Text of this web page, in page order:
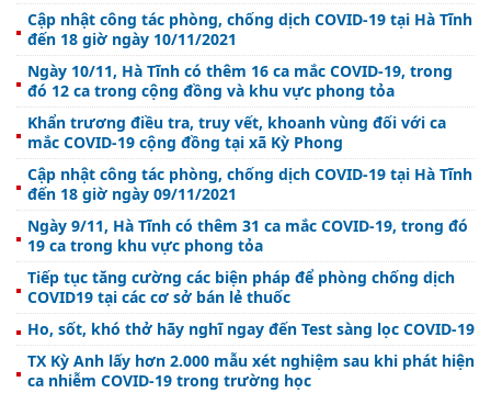
Cập nhật công tác phòng, chống dịch COVID-19 tại Hà Tĩnh
đến 18 giờ ngày 10/11/2021
Ngày 10/11, Hà Tĩnh có thêm 16 ca mắc COVID-19, trong
đó 12 ca trong cộng đồng và khu vực phong tỏa
Khẩn trương điều tra, truy vết, khoanh vùng đối với ca
mắc COVID-19 cộng đồng tại xã Kỳ Phong
Cập nhật công tác phòng, chống dịch COVID-19 tại Hà Tĩnh
đến 18 giờ ngày 09/11/2021
Ngày 9/11, Hà Tĩnh có thêm 31 ca mắc COVID-19, trong đó
19 ca trong khu vực phong tỏa
Tiếp tục tăng cường các biện pháp để phòng chống dịch
COVID19 tại các cơ sở bán lẻ thuốc
Ho, sốt, khó thở hãy nghĩ ngay đến Test sàng lọc COVID-19
TX Kỳ Anh lấy hơn 2.000 mẫu xét nghiệm sau khi phát hiện
ca nhiễm COVID-19 trong trường học